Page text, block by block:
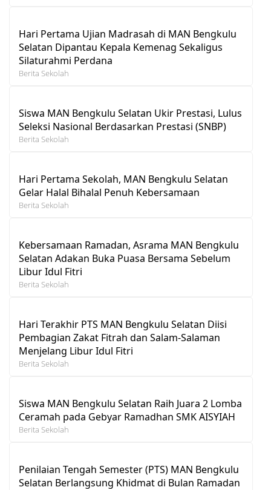
Hari Pertama Ujian Madrasah di MAN Bengkulu
Selatan Dipantau Kepala Kemenag Sekaligus
Silaturahmi Perdana
Berita Sekolah
Siswa MAN Bengkulu Selatan Ukir Prestasi, Lulus
Seleksi Nasional Berdasarkan Prestasi (SNBP)
Berita Sekolah
Hari Pertama Sekolah, MAN Bengkulu Selatan
Gelar Halal Bihalal Penuh Kebersamaan
Berita Sekolah
Kebersamaan Ramadan, Asrama MAN Bengkulu
Selatan Adakan Buka Puasa Bersama Sebelum
Libur Idul Fitri
Berita Sekolah
Hari Terakhir PTS MAN Bengkulu Selatan Diisi
Pembagian Zakat Fitrah dan Salam-Salaman
Menjelang Libur Idul Fitri
Berita Sekolah
Siswa MAN Bengkulu Selatan Raih Juara 2 Lomba
Ceramah pada Gebyar Ramadhan SMK AISYIAH
Berita Sekolah
Penilaian Tengah Semester (PTS) MAN Bengkulu
Selatan Berlangsung Khidmat di Bulan Ramadan